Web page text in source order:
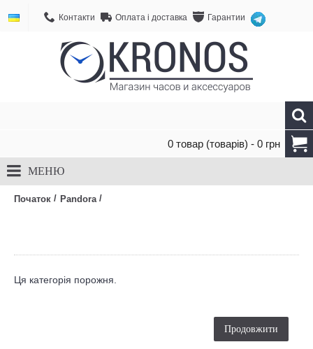
Контакти Оплата і доставка Гарантии
0 товар (товарів) - 0 грн
МЕНЮ
Початок / Pandora /
Ця категорія порожня.
Продовжити